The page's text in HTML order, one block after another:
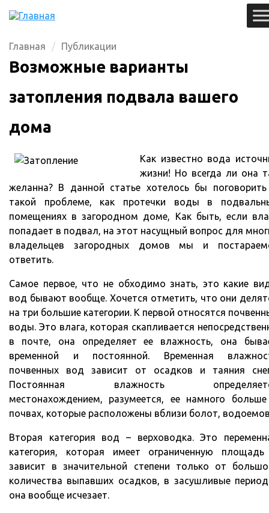
Главная Публикации
Возможные варианты
затопления подвала вашего
дома
Как известно вода
жизни! Но всегда ли она
желанна? В данной статье хотелось бы
такой проблеме, как протечки воды в
помещениях в загородном доме, Как быть, если
попадает в подвал, на этот насущный вопрос для
владельцев загородных домов мы и
ответить.
Самое первое, что не обходимо знать, это какие
вод бывают вообще. Хочется отметить, что они
на три большие категории. К первой относятся
воды. Это влага, которая скапливается
в почте, она определяет ее влажность, она
временной и постоянной. Временная
почвенных вод зависит от осадков и таяния
Постоянная влажность
местонахождением, разумеется, ее намного
почвах, которые расположены вблизи болот,
Вторая категория вод – верховодка. Это
категория, которая имеет ограниченную
зависит в значительной степени только от
количества выпавших осадков, в засушливые
она вообще исчезает.